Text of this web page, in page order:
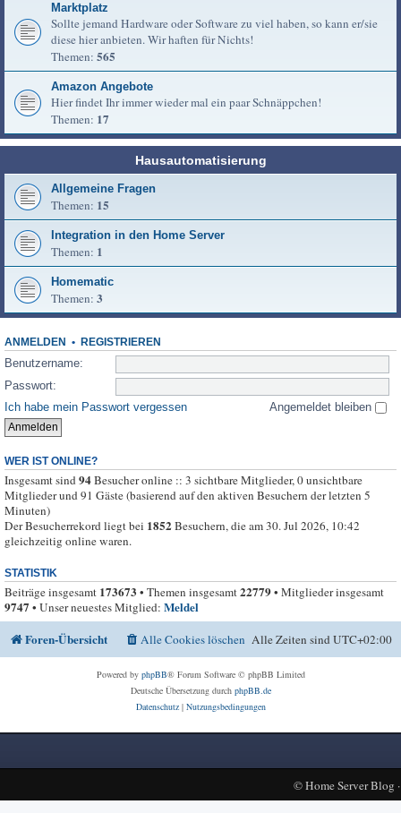
Marktplatz
Sollte jemand Hardware oder Software zu viel haben, so kann er/sie
diese hier anbieten. Wir haften für Nichts!
Themen: 565
Amazon Angebote
Hier findet Ihr immer wieder mal ein paar Schnäppchen!
Themen: 17
Hausautomatisierung
Allgemeine Fragen
Themen: 15
Integration in den Home Server
Themen: 1
Homematic
Themen: 3
ANMELDEN • REGISTRIEREN
Benutzername:
Passwort:
Ich habe mein Passwort vergessen
Angemeldet bleiben
WER IST ONLINE?
Insgesamt sind94Besucher online :: 3 sichtbare Mitglieder, 0 unsichtbare
Mitglieder und 91 Gäste (basierend auf den aktiven Besuchern der letzten 5
Minuten)
Der Besucherrekord liegt bei 1852Besuchern, die am 30. Jul 2026, 10:42
gleichzeitig online waren.
STATISTIK
Beiträge insgesamt 173673 • Themen insgesamt22779• Mitglieder insgesamt
9747• Unser neuestes Mitglied: Meldel
Foren-Übersicht
Alle Zeiten sindUTC+02:00
Alle Cookies löschen
Powered by phpBB® Forum Software © phpBB Limited
Deutsche Übersetzung durch phpBB.de
Datenschutz| Nutzungsbedingungen
©Home Server Blog